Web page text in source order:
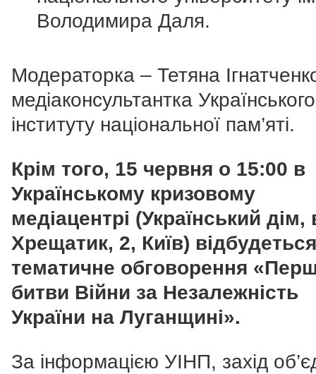
Володимира Даля.
Модераторка – Тетяна
медіаконсультантка Українського
інституту національної пам’яті.
Крім того, 15 червня о 15:00 в
Українському кризовому
медіацентрі (Український дім,
Хрещатик, 2, Київ) відбудеться
тематичне обговорення
битви Війни за Незалежність
України на Луганщині».
За інформацією УІНП, захід